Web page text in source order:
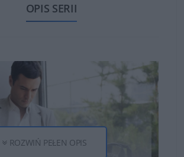
OPIS SERII
ROZWIŃ PEŁEN OPIS